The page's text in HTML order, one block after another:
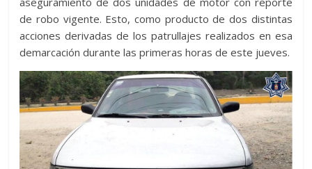
de robo vigente. Esto, como producto de dos distintas
acciones derivadas de los patrullajes realizados en esa
demarcación durante las primeras horas de este jueves.